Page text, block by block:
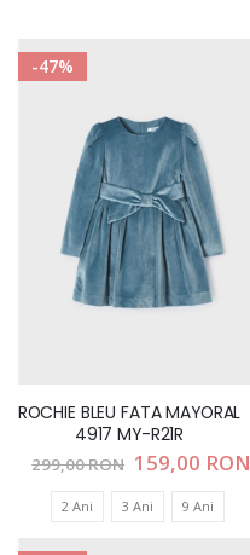
-47%
ROCHIE BLEU FATA MAYORAL
4917 MY-R21R
299,00 RON Pret
special
159,00 RON
2 Ani 3 Ani 9 Ani